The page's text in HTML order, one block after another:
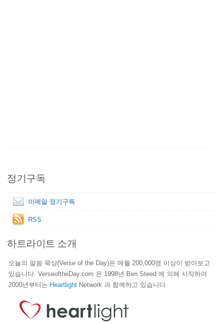
정기구독
이메일 정기구독
RSS
하트라이트 소개
오늘의 말씀 묵상(Verse of the Day)은 매월 200,000명 이상이 받아보고
있습니다. VerseoftheDay.com 은 1998년 Ben Steed 에 의해 시작하여
2000년부터는 Heartlight Network 과 함께하고 있습니다.